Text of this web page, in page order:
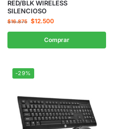
RED/BLK WIRELESS
SILENCIOSO
$16.875 $12.500
Comprar
-29%